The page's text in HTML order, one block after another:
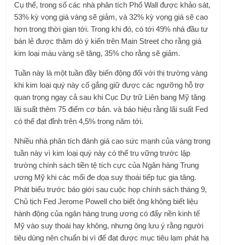
Cụ thể, trong số các nhà phân tích Phố Wall được khảo sát,
53% kỳ vọng giá vàng sẽ giảm, và 32% kỳ vọng giá sẽ cao
hơn trong thời gian tới. Trong khi đó, có tới 49% nhà đầu tư
bán lẻ được thăm dò ý kiến ​​trên Main Street cho rằng giá
kim loại màu vàng sẽ tăng, 35% cho rằng sẽ giảm.
Tuần này là một tuần đầy biến động đối với thị trường vàng
khi kim loại quý này cố gắng giữ được các ngưỡng hỗ trợ
quan trọng ngay cả sau khi Cục Dự trữ Liên bang Mỹ tăng
lãi suất thêm 75 điểm cơ bản. và báo hiệu rằng lãi suất Fed
có thể đạt đỉnh trên 4,5% trong năm tới.
Nhiều nhà phân tích đánh giá cao sức mạnh của vàng trong
tuần này vì kim loại quý này có thể trụ vững trước lập
trường chính sách tiền tệ tích cực của Ngân hàng Trung
ương Mỹ khi các mối đe dọa suy thoái tiếp tục gia tăng.
Phát biểu trước báo giới sau cuộc họp chính sách tháng 9,
Chủ tịch Fed Jerome Powell cho biết ông không biết liệu
hành động của ngân hàng trung ương có đẩy nền kinh tế
Mỹ vào suy thoái hay không, nhưng ông lưu ý rằng người
tiêu dùng nên chuẩn bị vì để đạt được mục tiêu lạm phát hạ